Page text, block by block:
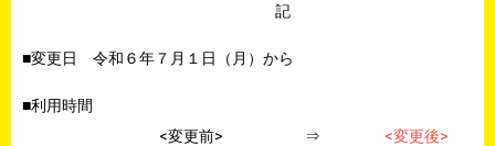
記
■変更日 令和６年７月１日（月）から
■利用時間
<変更前> ⇒
<変更後>